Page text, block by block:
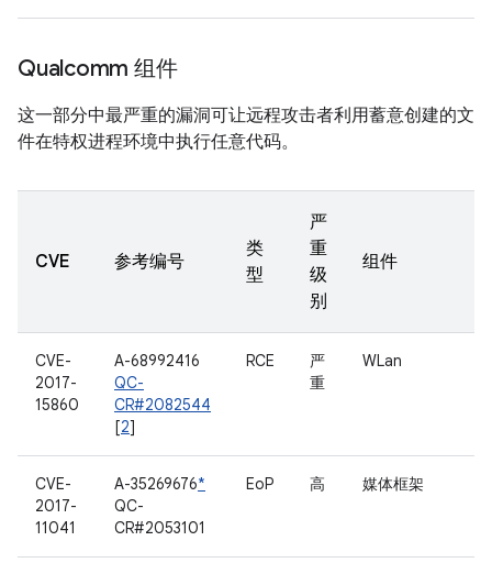
Qualcomm 组件
这一部分中最严重的漏洞可让远程攻击者利用蓄意创建的文
件在特权进程环境中执行任意代码。
CVE 参考编号
类
型
严
重
级
别
组件
CVE-
2017-
15860
A-68992416
QC-
CR#2082544
[2]
RCE
严
重
WLan
CVE-
2017-
11041
A-35269676*
QC-
CR#2053101
EoP 高 媒体框架